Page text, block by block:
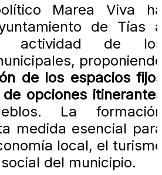
Marea Viva
de Tías
actividad de
de los espacios
opciones
La
medida esencial
local, el
del municipio.